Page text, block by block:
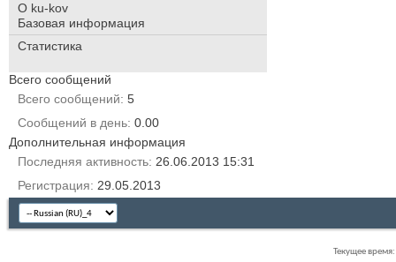
О ku-kov
Базовая информация
Статистика
Всего сообщений
Всего сообщений 5
Сообщений в день 0.00
Дополнительная информация
Последняя активность 26.06.2013 15:31
Регистрация 29.05.2013
Текущее время: